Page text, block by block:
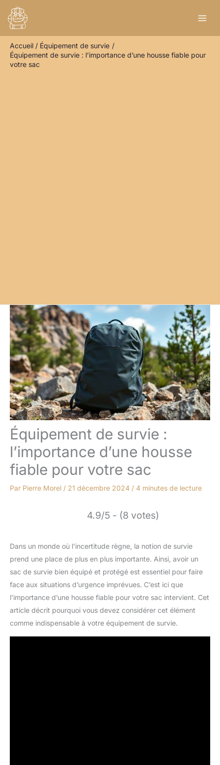
contenu
Accueil
Équipement de survie
Équipement de survie : l’importance d’une housse fiable pour
votre sac
Équipement de survie :
l’importance d’une housse
fiable pour votre sac
Par Pierre Morel / 21 décembre 2024 / 4 minutes de lecture
4.9/5 - (8 votes)
Dans un monde où l’incertitude règne, la notion de survie
prend une place de plus en plus importante. Ainsi, avoir un
sac de survie bien équipé et protégé est essentiel pour faire
face aux situations d’urgence imprévues. C’est ici que
l’importance d’une housse fiable pour votre sac intervient. Cet
article décrit pourquoi vous devez considérer cet élément
comme indispensable à votre équipement de survie.
e
h
e